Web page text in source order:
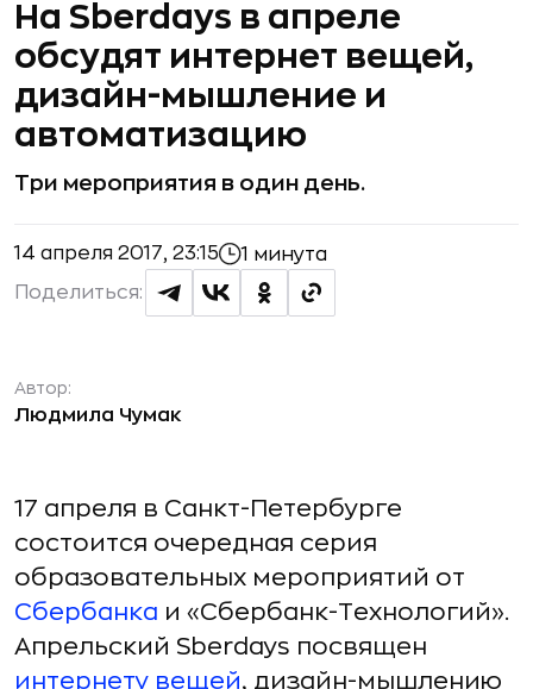
На Sberdays в апреле
обсудят интернет вещей,
дизайн-мышление и
автоматизацию
Три мероприятия в один день.
14 апреля 2017, 23:15 1 минута
Поделиться:
Автор:
Людмила Чумак
17 апреля в Санкт-Петербурге
состоится очередная серия
образовательных мероприятий от
Сбербанка и «Сбербанк-Технологий».
Апрельский Sberdays посвящен
интернету вещей, дизайн-мышлению